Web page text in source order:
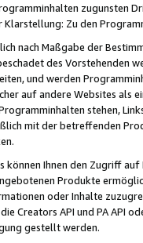
zugunsten
Klarstellung: Zu den
nach Maßgabe der
des Vorstehenden
und werden
auf andere Websites als
stehen,
mit der betreffenden
können Ihnen den Zugriff
Produkte
oder Inhalte
Creators API und PA API
gestellt werden.